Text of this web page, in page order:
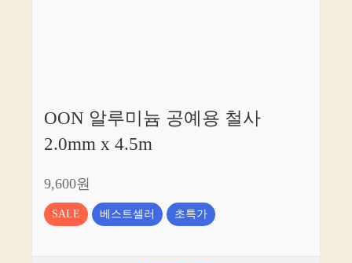
OON 알루미늄 공예용 철사
2.0mm x 4.5m
9,600원
SALE 베스트셀러 초특가